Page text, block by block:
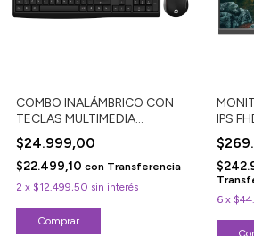
COMBO INALÁMBRICO CON
TECLAS MULTIMEDIA
KMC2300B
$24.999,00
$22.499,10 con Transferencia
2 x $12.499,50 sin interés
IPS
6 x